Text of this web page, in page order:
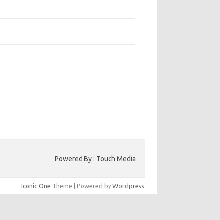
Powered By : Touch Media
Iconic One Theme | Powered by Wordpress